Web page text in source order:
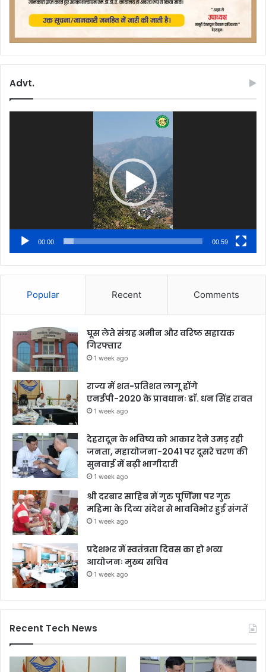
Advt.
00:00 00:59
Popular Recent Comments
घूस लेते संग्रह अमीन और वरिष्ठ सहायक
गिरफ्तार
1 week ago
राज्य में शत-प्रतिशत लागू होंगे
एनईपी-2020 के प्रावधानः डाॅ. धन सिंह रावत
1 week ago
देहरादून के भविष्य को आकार देने उमड़ रही
जनता, महायोजना-2041 पर दूसरे चरण की
सुनवाई में बढ़ी भागीदारी
1 week ago
श्री दरबार साहिब में गुरु पूर्णिमा पर गुरु
महिमा के दिव्य संदेश से भावविभोर हुई संगतें
1 week ago
प्रदेशभर में स्वतंत्रता दिवस का हो भव्य
आयोजनः मुख्य सचिव
1 week ago
Recent Tech News